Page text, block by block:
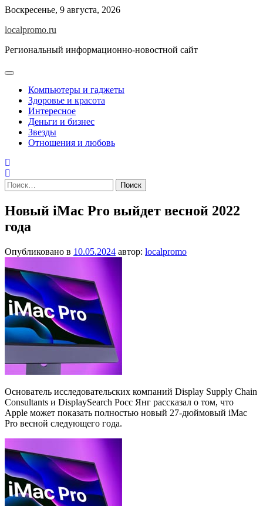
Перейти
содержимому
Воскресенье, 9 августа, 2026
localpromo.ru
Региональный информационно-новостной сайт
Компьютеры и гаджеты
Здоровье и красота
Интересное
Деньги и бизнес
Звезды
Отношения и любовь
Найти:
Новый iMac Pro выйдет весной 2022
года
Опубликовано в 10.05.2024 автор: localpromo
Основатель исследовательских компаний Display Supply Chain
Consultants и DisplaySearch Росс Янг рассказал о том, что
Apple может показать полностью новый 27-дюймовый iMac
Pro весной следующего года.